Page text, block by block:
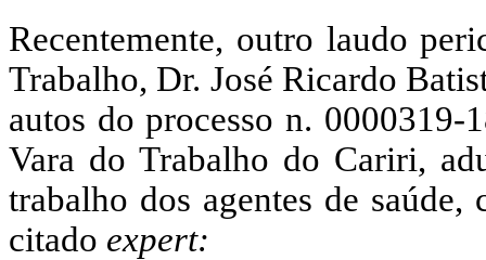
Recentemente, outro laudo
Trabalho, Dr. José Ricardo
autos do processo n. 0000319-
Vara do Trabalho do Cariri,
trabalho dos agentes de
citado expert: